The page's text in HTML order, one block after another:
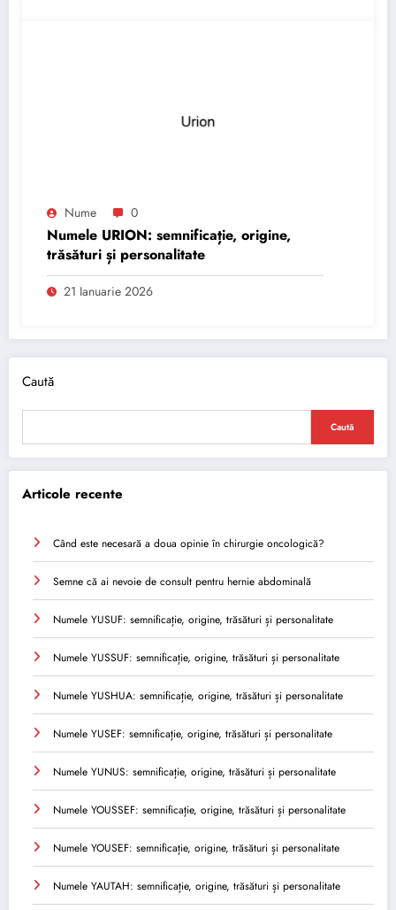
Nume 0
Numele URION: semnificație, origine,
trăsături și personalitate
21 Ianuarie 2026
Caută
Caută
Articole recente
Când este necesară a doua opinie în chirurgie oncologică?
Semne că ai nevoie de consult pentru hernie abdominală
Numele YUSUF: semnificație, origine, trăsături și personalitate
Numele YUSSUF: semnificație, origine, trăsături și personalitate
Numele YUSHUA: semnificație, origine, trăsături și personalitate
Numele YUSEF: semnificație, origine, trăsături și personalitate
Numele YUNUS: semnificație, origine, trăsături și personalitate
Numele YOUSSEF: semnificație, origine, trăsături și personalitate
Numele YOUSEF: semnificație, origine, trăsături și personalitate
Numele YAUTAH: semnificație, origine, trăsături și personalitate